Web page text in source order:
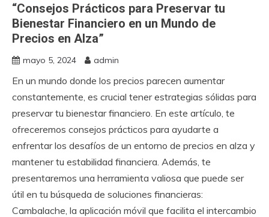
“Consejos Prácticos para Preservar tu
Bienestar Financiero en un Mundo de
Precios en Alza”
mayo 5, 2024 admin
En un mundo donde los precios parecen aumentar
constantemente, es crucial tener estrategias sólidas para
preservar tu bienestar financiero. En este artículo, te
ofreceremos consejos prácticos para ayudarte a
enfrentar los desafíos de un entorno de precios en alza y
mantener tu estabilidad financiera. Además, te
presentaremos una herramienta valiosa que puede ser
útil en tu búsqueda de soluciones financieras:
Cambalache, la aplicación móvil que facilita el intercambio